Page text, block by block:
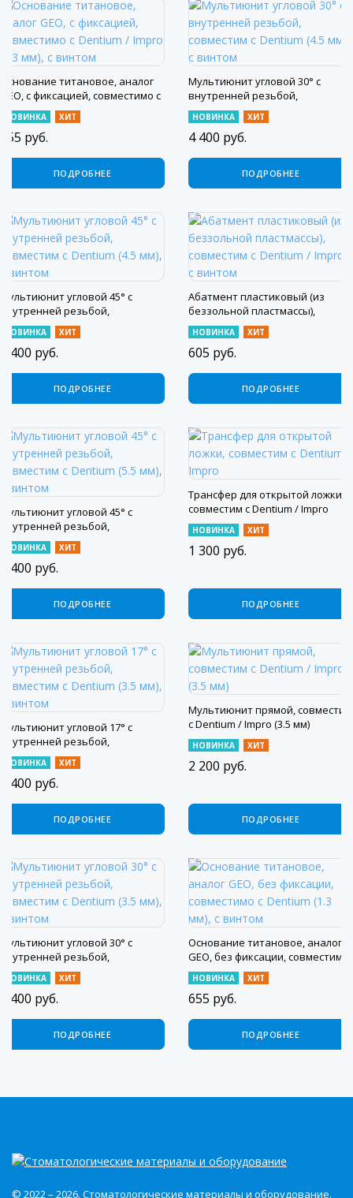
Основание титановое, аналог
GEO, с фиксацией, совместимо с
Dentium / Impro (1.3 мм), с винтом
НОВИНКА ХИТ
655 руб.
ПОДРОБНЕЕ
Мультиюнит угловой 30° с
внутренней резьбой,
совместим с Dentium (4.5 мм), с
винтом
НОВИНКА ХИТ
4 400 руб.
ПОДРОБНЕЕ
Мультиюнит угловой 45° с
внутренней резьбой,
совместим с Dentium (4.5 мм), с
винтом
НОВИНКА ХИТ
4 400 руб.
ПОДРОБНЕЕ
Абатмент пластиковый (из
беззольной пластмассы),
совместим с Dentium / Impro, с
винтом
НОВИНКА ХИТ
605 руб.
ПОДРОБНЕЕ
Мультиюнит угловой 45° с
внутренней резьбой,
совместим с Dentium (5.5 мм), с
винтом
НОВИНКА ХИТ
4 400 руб.
ПОДРОБНЕЕ
Трансфер для открытой ложки,
совместим с Dentium / Impro
НОВИНКА ХИТ
1 300 руб.
ПОДРОБНЕЕ
Мультиюнит угловой 17° с
внутренней резьбой,
совместим с Dentium (3.5 мм), с
винтом
НОВИНКА ХИТ
4 400 руб.
ПОДРОБНЕЕ
Мультиюнит прямой, совместим
с Dentium / Impro (3.5 мм)
НОВИНКА ХИТ
2 200 руб.
ПОДРОБНЕЕ
Мультиюнит угловой 30° с
внутренней резьбой,
совместим с Dentium (3.5 мм), с
винтом
НОВИНКА ХИТ
4 400 руб.
ПОДРОБНЕЕ
Основание титановое, аналог
GEO, без фиксации, совместимо
с Dentium (1.3 мм), с винтом
НОВИНКА ХИТ
655 руб.
ПОДРОБНЕЕ
© 2022 – 2026. Стоматологические материалы и оборудование.